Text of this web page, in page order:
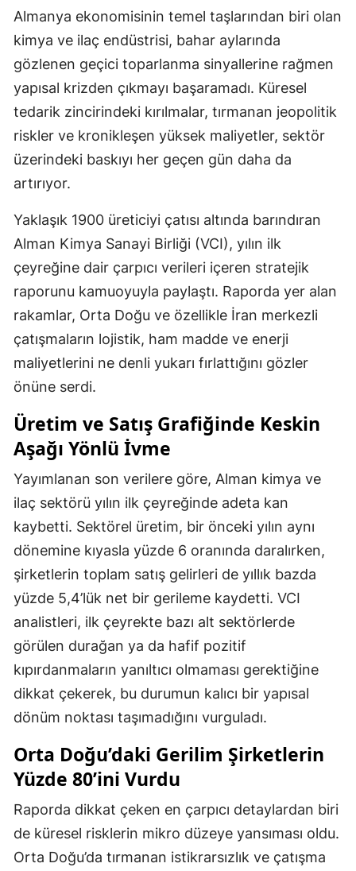
Almanya ekonomisinin temel taşlarından biri olan
kimya ve ilaç endüstrisi, bahar aylarında
gözlenen geçici toparlanma sinyallerine rağmen
yapısal krizden çıkmayı başaramadı. Küresel
tedarik zincirindeki kırılmalar, tırmanan jeopolitik
riskler ve kronikleşen yüksek maliyetler, sektör
üzerindeki baskıyı her geçen gün daha da
artırıyor.
Yaklaşık 1900 üreticiyi çatısı altında barındıran
Alman Kimya Sanayi Birliği (VCI), yılın ilk
çeyreğine dair çarpıcı verileri içeren stratejik
raporunu kamuoyuyla paylaştı. Raporda yer alan
rakamlar, Orta Doğu ve özellikle İran merkezli
çatışmaların lojistik, ham madde ve enerji
maliyetlerini ne denli yukarı fırlattığını gözler
önüne serdi.
Üretim ve Satış Grafiğinde Keskin
Aşağı Yönlü İvme
Yayımlanan son verilere göre, Alman kimya ve
ilaç sektörü yılın ilk çeyreğinde adeta kan
kaybetti. Sektörel üretim, bir önceki yılın aynı
dönemine kıyasla yüzde 6 oranında daralırken,
şirketlerin toplam satış gelirleri de yıllık bazda
yüzde 5,4’lük net bir gerileme kaydetti. VCI
analistleri, ilk çeyrekte bazı alt sektörlerde
görülen durağan ya da hafif pozitif
kıpırdanmaların yanıltıcı olmaması gerektiğine
dikkat çekerek, bu durumun kalıcı bir yapısal
dönüm noktası taşımadığını vurguladı.
Orta Doğu’daki Gerilim Şirketlerin
Yüzde 80’ini Vurdu
Raporda dikkat çeken en çarpıcı detaylardan biri
de küresel risklerin mikro düzeye yansıması oldu.
Orta Doğu’da tırmanan istikrarsızlık ve çatışma